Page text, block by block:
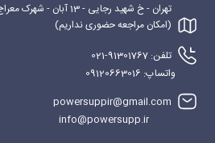
تهران - خ شهید رجایی - 13 آبان - شهرک معراج - بلوک 6 غربی - پاورساپ
(امکان مراجعه حضوری نداریم)
تلفن: 91301767-021
واتساپ: 09120663016
powersuppir@gmail.com
info@powersupp.ir